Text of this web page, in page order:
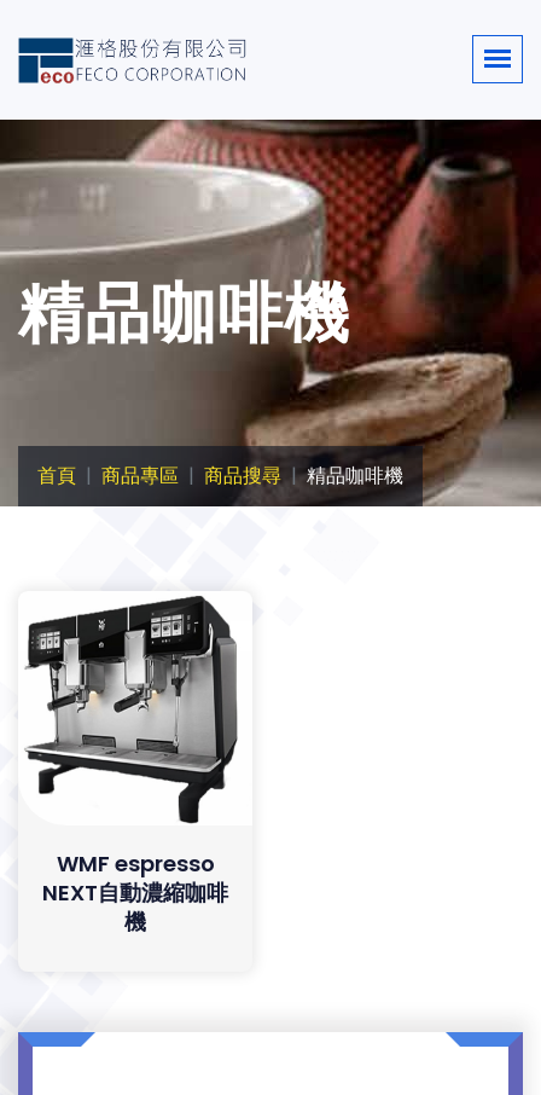
精品咖啡機
首頁 商品專區 商品搜尋 精品咖啡機
WMF espresso
NEXT自動濃縮咖啡
機